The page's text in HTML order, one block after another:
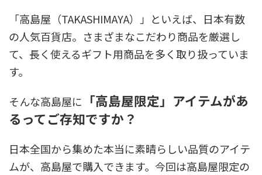
「高島屋（TAKASHIMAYA）」といえば、日本有数
の人気百貨店。さまざまなこだわり商品を厳選し
て、長く使えるギフト用商品を多く取り扱っていま
す。
そんな高島屋に
「高島屋限定」アイテムがあ
るってご存知ですか？
日本全国から集めた本当に素晴らしい品質のアイテ
ムが、高島屋で購入できます。今回は高島屋限定の